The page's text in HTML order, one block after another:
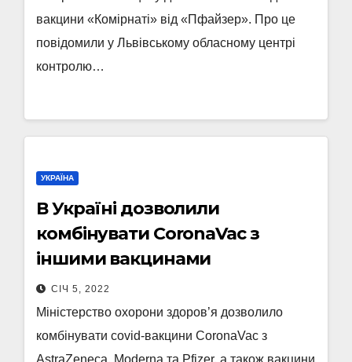
вакцини «Комірнаті» від «Пфайзер». Про це
повідомили у Львівському обласному центрі
контролю…
УКРАЇНА
В Україні дозволили
комбінувати CoronaVac з
іншими вакцинами
СІЧ 5, 2022
Міністерство охорони здоров’я дозволило
комбінувати covid-вакцини CoronaVac з
AstraZeneca, Moderna та Pfizer, а також вакцини